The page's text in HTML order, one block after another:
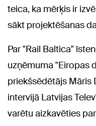
teica, ka mērķis ir
sākt projektēšanas
Par "Rail Baltica"
uzņēmuma "Eiropas
priekšsēdētājs Māris
intervijā Latvijas
varētu aizkavēties